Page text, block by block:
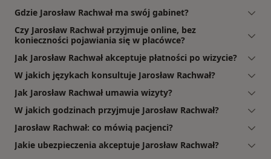
Gdzie Jarosław Rachwał ma swój gabinet?
Czy Jarosław Rachwał przyjmuje online, bez
konieczności pojawiania się w placówce?
Jak Jarosław Rachwał akceptuje płatności po wizycie?
W jakich językach konsultuje Jarosław Rachwał?
Jak Jarosław Rachwał umawia wizyty?
W jakich godzinach przyjmuje Jarosław Rachwał?
Jarosław Rachwał: co mówią pacjenci?
Jakie ubezpieczenia akceptuje Jarosław Rachwał?